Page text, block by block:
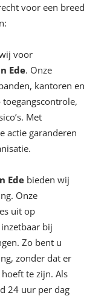
voor een breed
voor
Ede. Onze
kantoren en
Met
actie garanderen
Ede bieden wij
Onze
uit op
bij
Zo bent u
zonder dat er
te zijn. Als
24 uur per dag